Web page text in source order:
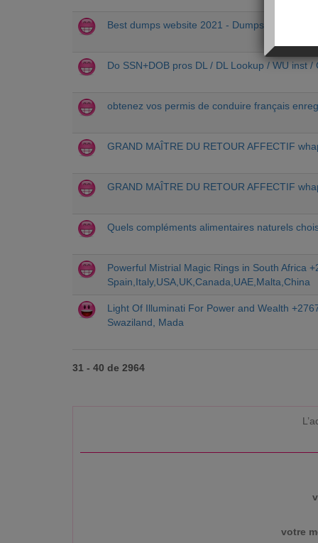
Best dumps website 2021 - Dumps track 1 / 2
Do SSN+DOB pros DL / DL Lookup / WU inst
obtenez vos permis de conduire français
GRAND MAÎTRE DU RETOUR AFFECTIF
GRAND MAÎTRE DU RETOUR AFFECTIF
Quels compléments alimentaires naturels
Powerful Mistrial Magic Rings in South Africa
Spain,Italy,USA,UK,Canada,UAE,Malta,China
Light Of Illuminati For Power and Wealth
Swaziland, Mada
31 - 40 de 2964
votre